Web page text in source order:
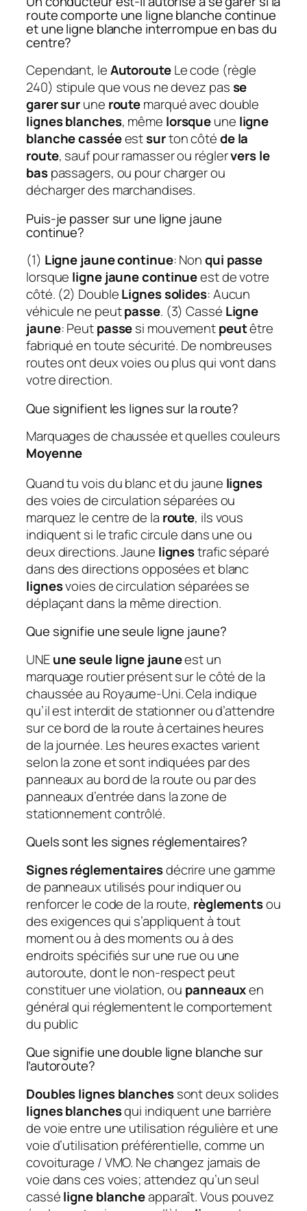
route comporte une ligne blanche continue
et une ligne blanche interrompue en bas du
centre?
Cependant, leAutorouteLe code (règle
240) stipule que vous ne devez passe
garer surune routemarqué avec double
lignes blanches, même lorsqueune ligne
blanche casséeestsurton côtéde la
route, sauf pour ramasser ou réglervers le
baspassagers, ou pour charger ou
décharger des marchandises.
Puis-je passer sur une ligne jaune
continue?
(1) Ligne jaune continue: Nonqui passe
lorsque ligne jaune continueest de votre
côté. (2) DoubleLignes solides: Aucun
véhicule ne peutpasse. (3) Cassé Ligne
jaune: Peutpassesi mouvementpeutêtre
fabriqué en toute sécurité. De nombreuses
routes ont deux voies ou plus qui vont dans
votre direction.
Que signifient les lignes sur la route?
Marquages ​​de chaussée et quelles couleurs
Moyenne
Quand tu vois du blanc et du jaune lignes
des voies de circulation séparées ou
marquez le centre de la route, ils vous
indiquent si le trafic circule dans une ou
deux directions. Jaune lignestrafic séparé
dans des directions opposées et blanc
lignesvoies de circulation séparées se
déplaçant dans la même direction.
Que signifie une seule ligne jaune?
UNEune seule ligne jauneest un
marquage routier présent sur le côté de la
chaussée au Royaume-Uni. Cela indique
qu’il est interdit de stationner ou d’attendre
sur ce bord de la route à certaines heures
de la journée. Les heures exactes varient
selon la zone et sont indiquées par des
panneaux au bord de la route ou par des
panneaux d’entrée dans la zone de
stationnement contrôlé.
Quels sont les signes réglementaires?
Signes réglementairesdécrire une gamme
de panneaux utilisés pour indiquer ou
renforcer le code de la route, règlementsou
des exigences qui s’appliquent à tout
moment ou à des moments ou à des
endroits spécifiés sur une rue ou une
autoroute, dont le non-respect peut
constituer une violation, ou panneauxen
général qui réglementent le comportement
du public
Que signifie une double ligne blanche sur
l’autoroute?
Doubles lignes blanchessont deux solides
lignes blanchesqui indiquent une barrière
de voie entre une utilisation régulière et une
voie d’utilisation préférentielle, comme un
covoiturage / VMO. Ne changez jamais de
voie dans ces voies; attendez qu’un seul
casséligne blancheapparaît. Vous pouvez